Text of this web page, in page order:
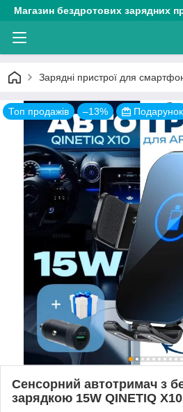
Магазин бездротових зарядних
Зарядні пристрої для
Топ продажів –13% Подарунок
Сенсорний автотримач з
зарядкою 15W QINETIQ